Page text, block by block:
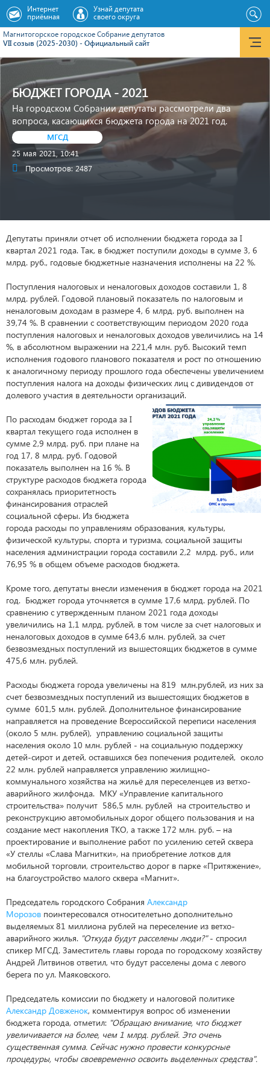
Магнитогорское городское Cобрание депутатов
VII созыв (2025-2030) - Официальный сайт
Интернет
приёмная
Узнай депутата
своего округа
БЮДЖЕТ ГОРОДА - 2021
На городском Собрании депутаты рассмотрели два
вопроса, касающихся бюджета города на 2021 год.
МГСД
25 мая 2021, 10:41
Просмотров: 2487
Депутаты приняли отчет об исполнении бюджета города за I
квартал 2021 года. Так, в бюджет поступили доходы в сумме 3, 6
млрд. руб., годовые бюджетные назначения исполнены на 22 %.
Поступления налоговых и неналоговых доходов составили 1, 8
млрд. рублей. Годовой плановый показатель по налоговым и
неналоговым доходам в размере 4, 6 млрд. руб. выполнен на
39,74 %. В сравнении с соответствующим периодом 2020 года
поступления налоговых и неналоговых доходов увеличились на 14
%, в абсолютном выражении на 221,4 млн. руб. Высокий темп
исполнения годового планового показателя и рост по отношению
к аналогичному периоду прошлого года обеспечены увеличением
поступления налога на доходы физических лиц с дивидендов от
долевого участия в деятельности организаций.
По расходам бюджет города за I
квартал текущего года исполнен в
сумме 2,9 млрд. руб. при плане на
год 17, 8 млрд. руб. Годовой
показатель выполнен на 16 %. В
структуре расходов бюджета города
сохранялась приоритетность
финансирования отраслей
социальной сферы. Из бюджета
города расходы по управлениям образования, культуры,
физической культуры, спорта и туризма, социальной защиты
населения администрации города составили 2,2 млрд. руб., или
76,95 % в общем объеме расходов бюджета.
Кроме того, депутаты внесли изменения в бюджет города на 2021
год. Бюджет города уточняется в сумме 17,6 млрд. рублей. По
сравнению с утвержденным планом 2021 года доходы
увеличились на 1,1 млрд. рублей, в том числе за счет налоговых и
неналоговых доходов в сумме 643,6 млн. рублей, за счет
безвозмездных поступлений из вышестоящих бюджетов в сумме
475,6 млн. рублей.
Расходы бюджета города увеличены на 819 млн.рублей, из них за
счет безвозмездных поступлений из вышестоящих бюджетов в
сумме 601,5 млн. рублей. Дополнительное финансирование
направляется на проведение Всероссийской переписи населения
(около 5 млн. рублей), управлению социальной защиты
населения около 10 млн. рублей - на социальную поддержку
детей-сирот и детей, оставшихся без попечения родителей, около
22 млн. рублей направляется управлению жилищно-
коммунального хозяйства на жильё для переселенцев из ветхо-
аварийного жилфонда. МКУ «Управление капитального
строительства» получит 586,5 млн. рублей на строительство и
реконструкцию автомобильных дорог общего пользования и на
создание мест накопления ТКО, а также 172 млн. руб. – на
проектирование и выполнение работ по усилению сетей сквера
«У стеллы «Слава Магнитки», на приобретение лотков для
мобильной торговли, строительство дорог в парке «Притяжение»,
на благоустройство малого сквера «Магнит».
Председатель городского Собрания Александр
Морозов поинтересовался относителетьно дополнительно
выделяемых 81 миллиона рублей на переселение из ветхо-
аварийного жилья. "Откуда будут расселены люди?"- спросил
спикер МГСД. Заместитель главы города по городскому хозяйству
Андрей Литвинов ответил, что будут расселены дома с левого
берега по ул. Маяковского.
Председатель комиссии по бюджету и налоговой политике
Александр Довженок, комментируя вопрос об изменении
бюджета города, отметил: "Обращаю внимание, что бюджет
увеличивается на более, чем 1 млрд. рублей. Это очень
существенная сумма. Сейчас нужно провести конкурсные
процедуры, чтобы своевременно освоить выделенных средства".